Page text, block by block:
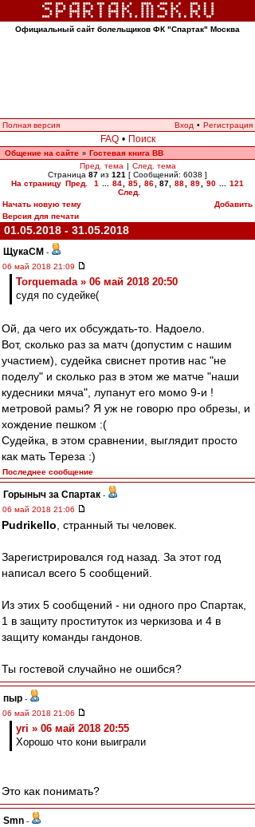
Официальный сайт болельщиков ФК "Спартак" Москва
Полная версия Вход • Регистрация
FAQ • Поиск
Общение на сайте » Гостевая книга ВВ
Пред. тема | След. тема
Страница 87 из 121 [ Сообщений: 6038 ]
На страницу Пред. 1 84 85 86 87 88 89 90
121
След.
Начать новую тему
Добавить
Версия для печати
01.05.2018 - 31.05.2018
ЩукаСМ -
06 май 2018 21:09
Torquemada » 06 май 2018 20:50
судя по судейке(
Ой, да чего их обсуждать-то. Надоело.
Вот, сколько раз за матч (допустим с нашим
участием), судейка свиснет против нас "не
поделу" и сколько раз в этом же матче "наши
кудесники мяча", лупанут его момо 9-и !
метровой рамы? Я уж не говорю про обрезы, и
хождение пешком :(
Судейка, в этом сравнении, выглядит просто
как мать Тереза :)
Последнее сообщение
Горыныч за Спартак -
06 май 2018 21:06
Pudrikello , странный ты человек.
Зарегистрировался год назад. За этот год
написал всего 5 сообщений.
Из этих 5 сообщений - ни одного про Спартак,
1 в защиту проституток из черкизова и 4 в
защиту команды гандонов.
Ты гостевой случайно не ошибся?
пыр -
06 май 2018 21:06
yri » 06 май 2018 20:55
Хорошо что кони выиграли
Это как понимать?
Smn -